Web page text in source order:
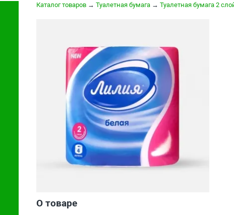
Каталог товаров→ Туалетная бумага→ Туалетная бумага 2
О товаре